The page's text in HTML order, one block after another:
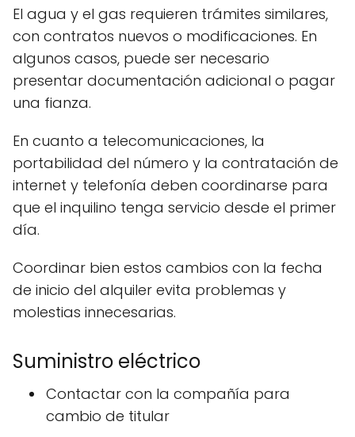
El agua y el gas requieren trámites similares,
con contratos nuevos o modificaciones. En
algunos casos, puede ser necesario
presentar documentación adicional o pagar
una fianza.
En cuanto a telecomunicaciones, la
portabilidad del número y la contratación de
internet y telefonía deben coordinarse para
que el inquilino tenga servicio desde el primer
día.
Coordinar bien estos cambios con la fecha
de inicio del alquiler evita problemas y
molestias innecesarias.
Suministro eléctrico
Contactar con la compañía para
cambio de titular